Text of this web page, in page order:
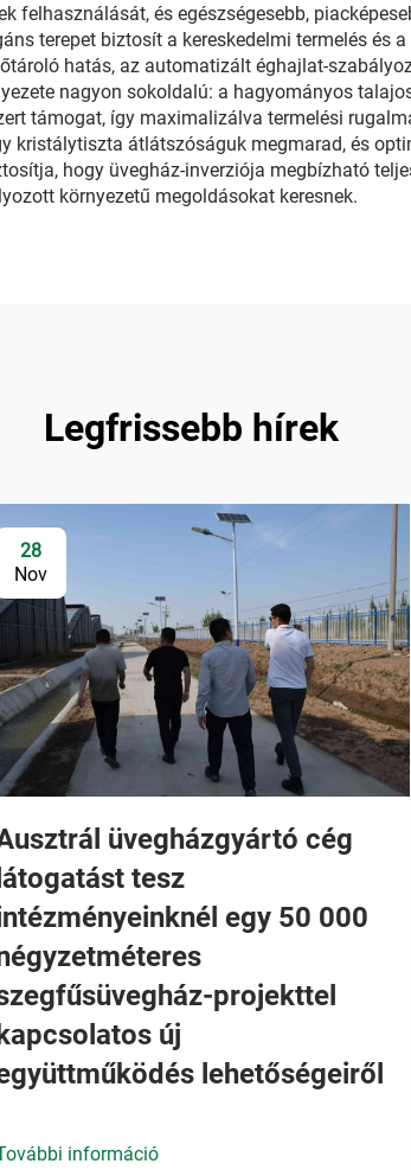
felhasználását, és egészségesebb,
terepet biztosít a kereskedelmi termelés és
hatás, az automatizált éghajlat-
nagyon sokoldalú: a hagyományos
támogat, így maximalizálva termelési
kristálytiszta átlátszóságuk megmarad, és
hogy üvegház-inverziója megbízható
környezetű megoldásokat keresnek.
Legfrissebb hírek
28
Nov
üvegházgyártó cég
látogatást tesz
egy 50 000
projekttel
kapcsolatos új
lehetőségeiről
információ